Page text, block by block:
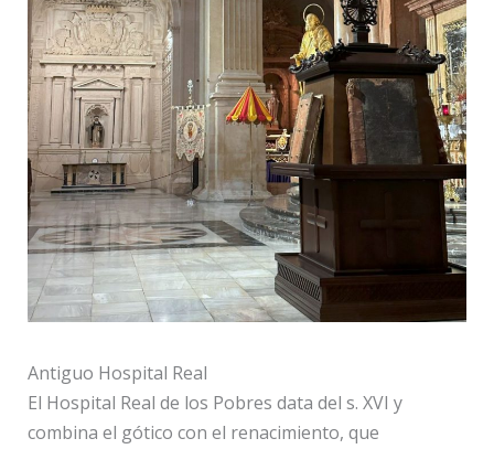
Antiguo Hospital Real
El Hospital Real de los Pobres data del s. XVI y
combina el gótico con el renacimiento, que